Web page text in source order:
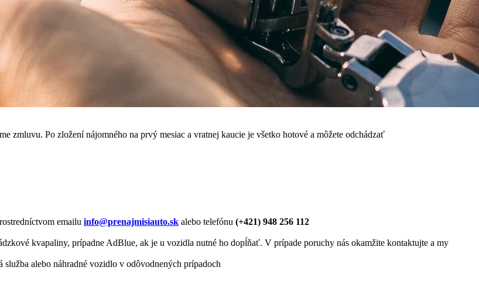
zmluvu. Po zložení nájomného na prvý mesiac a vratnej kaucie je všetko hotové a môžete odchádzať
emailu info@prenajmisiauto.sk alebo telefónu (+421) 948 256 112
kvapaliny, prípadne AdBlue, ak je u vozidla nutné ho dopĺňať. V prípade poruchy nás okamžite kontaktujte a my
alebo náhradné vozidlo v odôvodnených prípadoch